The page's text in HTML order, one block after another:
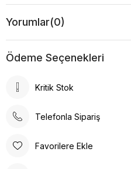
Yorumlar(0)
Ödeme Seçenekleri
Kritik Stok
Telefonla Sipariş
Favorilere Ekle